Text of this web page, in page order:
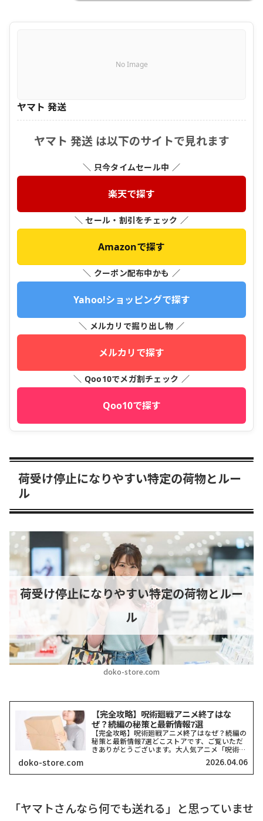
No Image
ヤマト 発送
ヤマト 発送 は以下のサイトで見れます
＼ 只今タイムセール中 ／
楽天で探す
＼ セール・割引をチェック ／
Amazonで探す
＼ クーポン配布中かも ／
Yahoo!ショッピングで探す
＼ メルカリで掘り出し物 ／
メルカリで探す
＼ Qoo10でメガ割チェック ／
Qoo10で探す
荷受け停止になりやすい特定の荷物とルー
ル
doko-store.com
荷受け停止になりやすい特定の荷物とルー
ル
【完全攻略】呪術廻戦アニメ終了はな
ぜ？続編の秘策と最新情報7選
【完全攻略】呪術廻戦アニメ終了はなぜ？続編の
秘策と最新情報7選どこストアです、ご覧いただ
きありがとうございます。大人気アニメ「呪術廻
戦」の放送が一旦区切りを迎え、ネット上では
「なぜ終了したの？」「もう続きは見られない
の？」と悲しみの声が広が...
doko-store.com 2026.04.06
「ヤマトさんなら何でも送れる」と思っていませ